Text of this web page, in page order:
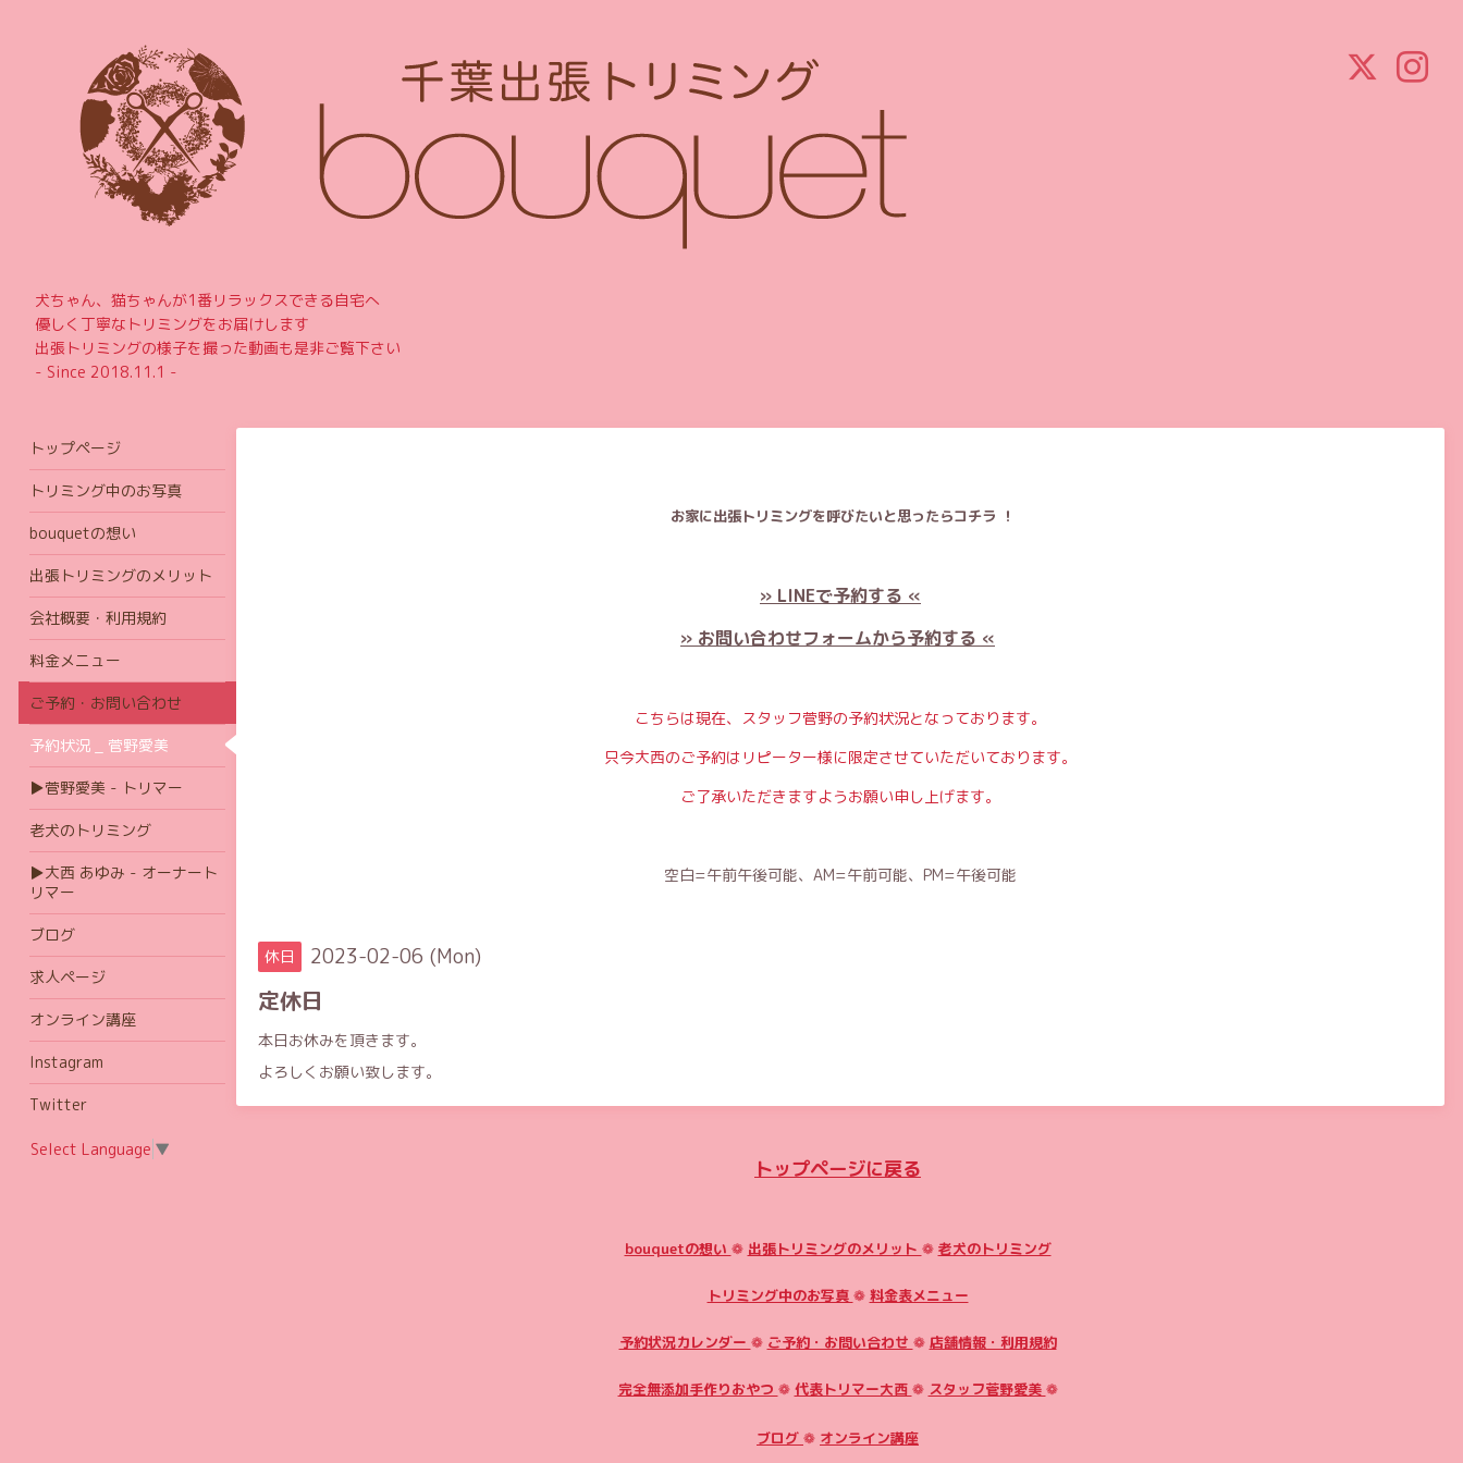
犬ちゃん、猫ちゃんが1番リラックスできる自宅へ
優しく丁寧なトリミングをお届けします
出張トリミングの様子を撮った動画も是非ご覧下さい
- Since 2018.11.1 -
お家に出張トリミングを呼びたいと思ったらコチラ ！
» LINEで予約する «
» お問い合わせフォームから予約する «
こちらは現在、スタッフ菅野の予約状況となっております。
只今大西のご予約はリピーター様に限定させていただいております。
ご了承いただきますようお願い申し上げます。
空白=午前午後可能、AM=午前可能、PM=午後可能
休日 2023-02-06 (Mon)
定休日
本日お休みを頂きます。
よろしくお願い致します。
トップページに戻る
bouquetの想い ❁ 出張トリミングのメリット ❁ 老犬のトリミング
トリミング中のお写真 ❁ 料金表メニュー
予約状況カレンダー ❁ ご予約・お問い合わせ ❁ 店舗情報・利用規約
完全無添加手作りおやつ ❁ 代表トリマー大西 ❁ スタッフ菅野愛美 ❁
ブログ ❁ オンライン講座
トップページ
トリミング中のお写真
bouquetの想い
出張トリミングのメリット
会社概要・利用規約
料金メニュー
ご予約・お問い合わせ
予約状況 _ 菅野愛美
▶菅野愛美 - トリマー
老犬のトリミング
▶大西 あゆみ - オーナート
リマー
ブログ
求人ページ
オンライン講座
Instagram
Twitter
Select Language ▼